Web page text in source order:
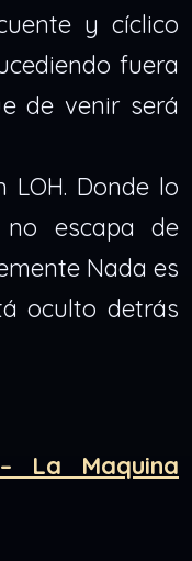
y cíclico
fuera
de venir será
Donde lo
no escapa de
Nada es
oculto detrás
La Maquina